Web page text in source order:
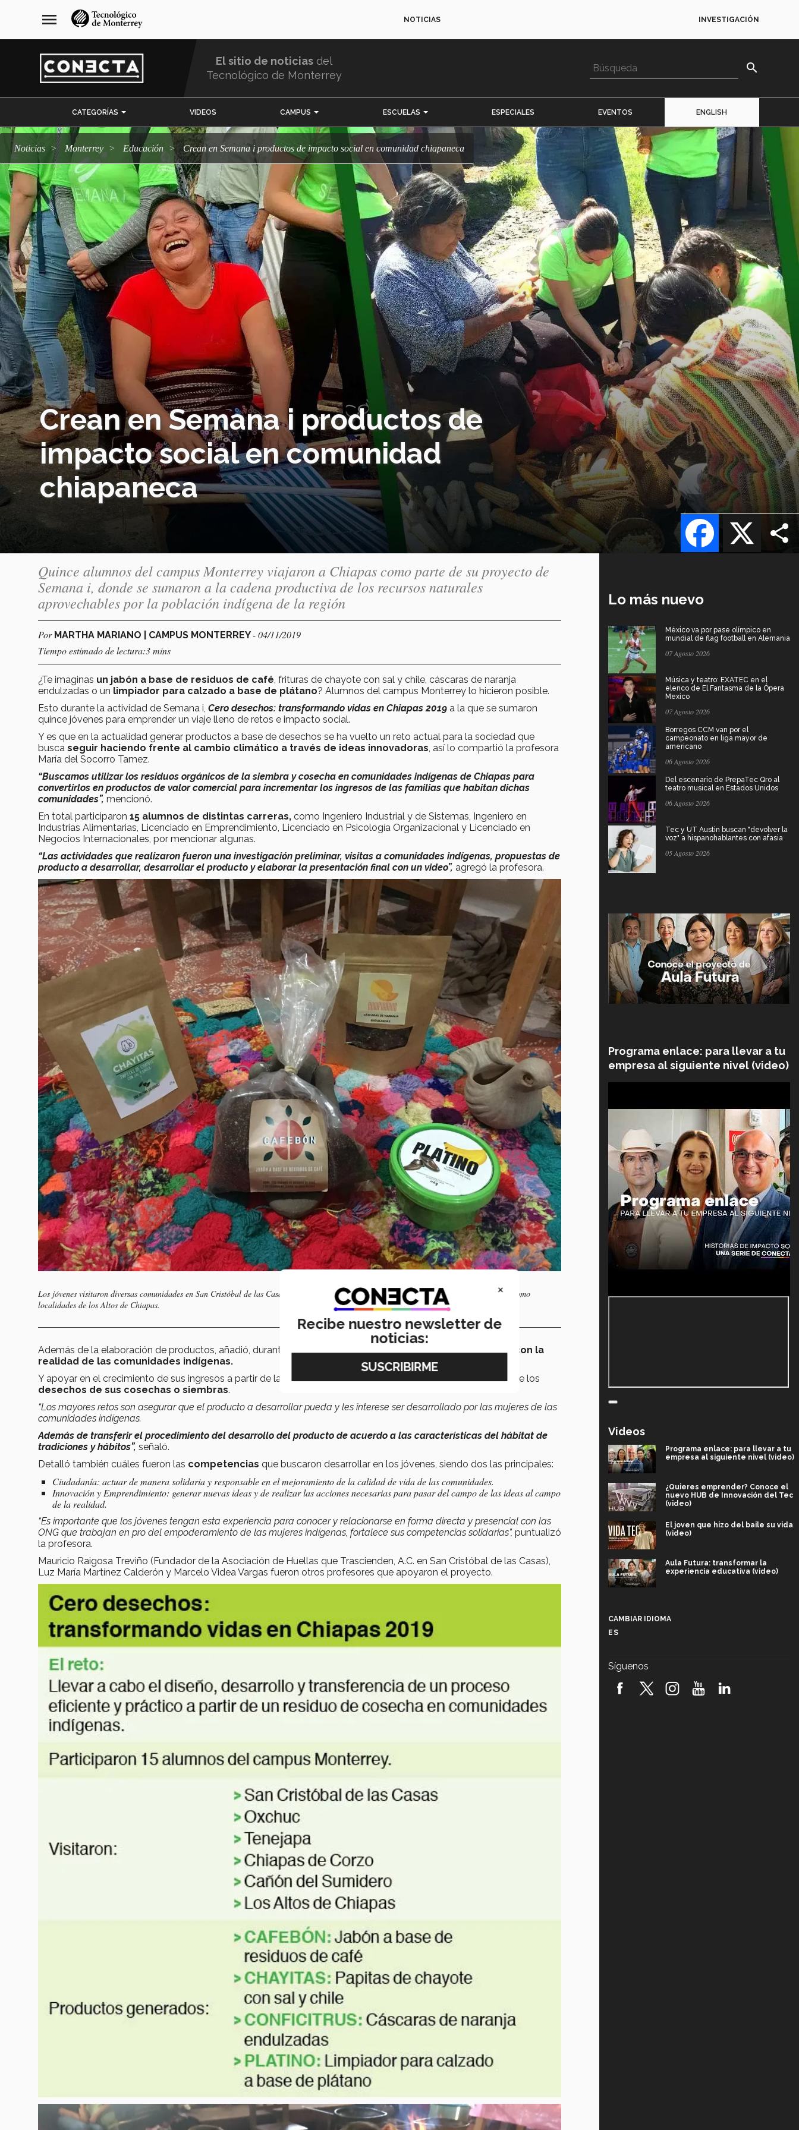
navegación
principal
menu NOTICIAS INVESTIGACIÓN
El sitio de noticias del
Tecnológico de Monterrey
search
CATEGORÍAS VIDEOS CAMPUS ESCUELAS ESPECIALES EVENTOS ENGLISH
Noticias Monterrey Educación Crean en Semana i productos de impacto social en comunidad chiapaneca
Crean en Semana i productos de
impacto social en comunidad
chiapaneca
X
Facebook
Quince alumnos del campus Monterrey viajaron a Chiapas como parte de su proyecto de
Semana i, donde se sumaron a la cadena productiva de los recursos naturales
aprovechables por la población indígena de la región
Por MARTHA MARIANO | CAMPUS MONTERREY- 04/11/2019
Tiempo estimado de lectura:3 mins
¿Te imaginas un jabón a base de residuos de café , frituras de chayote con sal y chile, cáscaras de naranja
endulzadas o un limpiador para calzado a base de plátano? Alumnos del campus Monterrey lo hicieron posible.
Esto durante la actividad de Semana i, Cero desechos: transformando vidas en Chiapas 2019 a la que se sumaron
quince jóvenes para emprender un viaje lleno de retos e impacto social.
Y es que en la actualidad generar productos a base de desechos se ha vuelto un reto actual para la sociedad que
busca seguir haciendo frente al cambio climático a través de ideas innovadoras , así lo compartió la profesora
María del Socorro Tamez.
“Buscamos utilizar los residuos orgánicos de la siembra y cosecha en comunidades indígenas de Chiapas para
convertirlos en productos de valor comercial para incrementar los ingresos de las familias que habitan dichas
comunidades”, mencionó.
En total participaron 15 alumnos de distintas carreras, como Ingeniero Industrial y de Sistemas, Ingeniero en
Industrias Alimentarias, Licenciado en Emprendimiento, Licenciado en Psicología Organizacional y Licenciado en
Negocios Internacionales, por mencionar algunas.
“Las actividades que realizaron fueron una investigación preliminar, visitas a comunidades indígenas, propuestas de
producto a desarrollar, desarrollar el producto y elaborar la presentación final con un video”, agregó la profesora.
Los jóvenes visitaron diversas comunidades en San Cristóbal de las Casas, Oxchuc, Tenejapa, Chiapas de Corzo, el Cañón del Sumidero, así como
localidades de los Altos de Chiapas.
Además de la elaboración de productos, añadió, durante esta semana se buscó
sensibilizar a los jóvenes con la
realidad de las comunidades indígenas.
Y apoyar en el crecimiento de sus ingresos a partir de la transformación a productos con impacto comercial de los
desechos de sus cosechas o siembras.
“Los mayores retos son asegurar que el producto a desarrollar pueda y les interese ser desarrollado por las mujeres de las
comunidades indígenas.
Además de transferir el procedimiento del desarrollo del producto de acuerdo a las características del hábitat de
tradiciones y hábitos”, señaló.
Detalló también cuáles fueron las competencias que buscaron desarrollar en los jóvenes, siendo dos las principales:
Ciudadanía: actuar de manera solidaria y responsable en el mejoramiento de la calidad de vida de las comunidades.
Innovación y Emprendimiento: generar nuevas ideas y de realizar las acciones necesarias para pasar del campo de las ideas al campo
de la realidad.
“Es importante que los jóvenes tengan esta experiencia para conocer y relacionarse en forma directa y presencial con las
ONG que trabajan en pro del empoderamiento de las mujeres indígenas, fortalece sus competencias solidarias”, puntualizó
la profesora.
Mauricio Raigosa Treviño (Fundador de la Asociación de Huellas que Trascienden, A.C. en San Cristóbal de las Casas),
Luz María Martínez Calderón y Marcelo Videa Vargas fueron otros profesores que apoyaron el proyecto.
Lo más nuevo
México va por pase olímpico en
mundial de flag football en Alemania
07 Agosto 2026
Música y teatro: EXATEC en el
elenco de El Fantasma de la Ópera
Mexico
07 Agosto 2026
Borregos CCM van por el
campeonato en liga mayor de
americano
06 Agosto 2026
Del escenario de PrepaTec Qro al
teatro musical en Estados Unidos
06 Agosto 2026
Tec y UT Austin buscan "devolver la
voz" a hispanohablantes con afasia
05 Agosto 2026
Programa enlace: para llevar a tu
empresa al siguiente nivel (video)
Videos
Programa enlace: para llevar a tu
empresa al siguiente nivel (video)
¿Quieres emprender? Conoce el
nuevo HUB de Innovación del Tec
(video)
El joven que hizo del baile su vida
(video)
Aula Futura: transformar la
experiencia educativa (video)
robótica FIRST 2026! (video)
CAMBIAR IDIOMA
ES
Síguenos
×
Recibe nuestro newsletter de
noticias: